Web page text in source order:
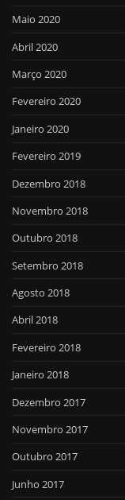
Maio 2020
Abril 2020
Março 2020
Fevereiro 2020
Janeiro 2020
Fevereiro 2019
Dezembro 2018
Novembro 2018
Outubro 2018
Setembro 2018
Agosto 2018
Abril 2018
Fevereiro 2018
Janeiro 2018
Dezembro 2017
Novembro 2017
Outubro 2017
Junho 2017